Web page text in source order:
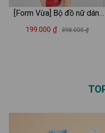
[Form Vừa] Bộ đồ nữ dáng
vừa thể thao - Set đồ nữ
199.000 ₫ 398.000 ₫